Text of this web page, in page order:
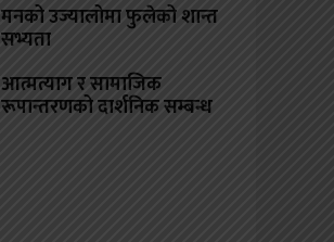
मनको उज्यालोमा फुलेको शान्त
सभ्यता
आत्मत्याग र सामाजिक
रूपान्तरणको दार्शनिक सम्बन्ध